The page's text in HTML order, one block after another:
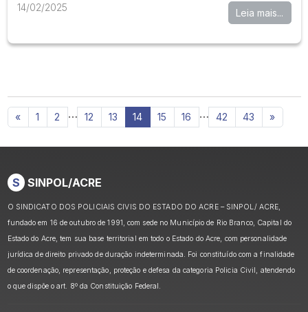
14/02/2025 Leia mais...
« 1 2 … 12 13 14 15 16 … 42 43 »
S SINPOL/ACRE
O SINDICATO DOS POLICIAIS CIVIS DO ESTADO DO ACRE – SINPOL/ ACRE,
fundado em 16 de outubro de 1991, com sede no Município de Rio Branco, Capital do
Estado do Acre, tem sua base territorial em todo o Estado do Acre, com personalidade
jurídica de direito privado de duração indeterminada. Foi constituído com a finalidade
de coordenação, representação, proteção e defesa da categoria Policia Civil, atendendo
o que dispõe o art. 8º da Constituição Federal.